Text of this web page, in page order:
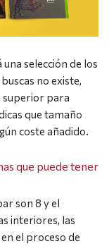
selección de los
no existe,
superior para
que tamaño
coste añadido.
que puede tener
son 8 y el
interiores, las
el proceso de